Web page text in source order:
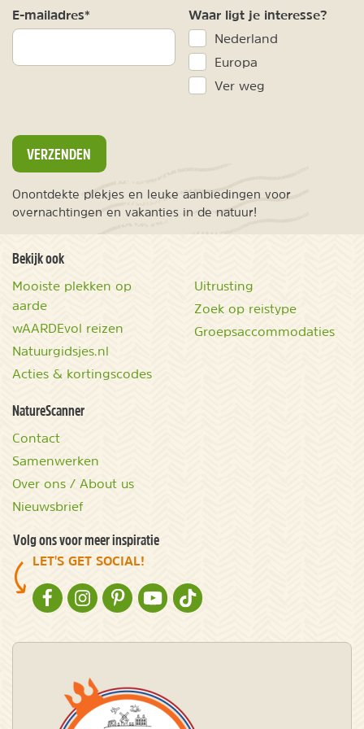
E-mailadres* Waar ligt je interesse?
Nederland
Europa
Ver weg
VERZENDEN
Onontdekte plekjes en leuke aanbiedingen voor
overnachtingen en vakanties in de natuur!
Bekijk ook
Mooiste plekken op
aarde
wAARDEvol reizen
Natuurgidsjes.nl
Acties & kortingscodes
Uitrusting
Zoek op reistype
Groepsaccommodaties
NatureScanner
Contact
Samenwerken
Over ons / About us
Nieuwsbrief
Volg ons voor meer inspiratie
LET'S GET SOCIAL!
NATURESCANNER OP FACEBOOK
NATURESCANNER OP INSTAGRAM
NATURESCANNER OP PINTEREST
NATURESCANNER OP YOUTUBE
NATURESCANNER OP TIKTOK